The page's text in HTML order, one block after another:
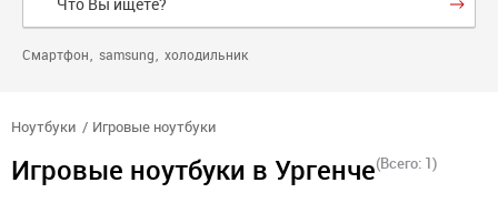
Смартфон samsung холодильник
Ноутбуки Игровые ноутбуки
Игровые ноутбуки в Ургенче(Всего: 1)